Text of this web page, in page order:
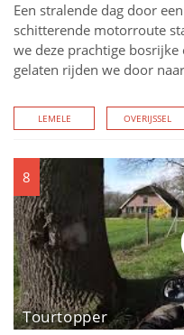
Een stralende dag door
schitterende motorroute
we deze prachtige
gelaten rijden we door
LEMELE OVERIJSSEL
8
Tourtopper